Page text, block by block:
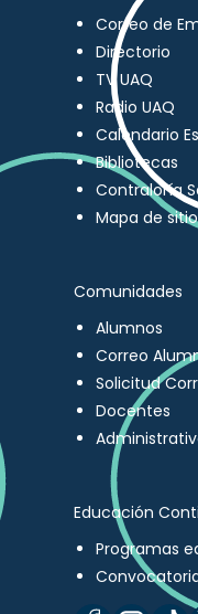
Correo de
Directorio
TV UAQ
Radio UAQ
Calendario
Bibliotecas
Contraloría
Mapa de sitio
Comunidades
Alumnos
Correo
Solicitud
Docentes
Educación
Programas